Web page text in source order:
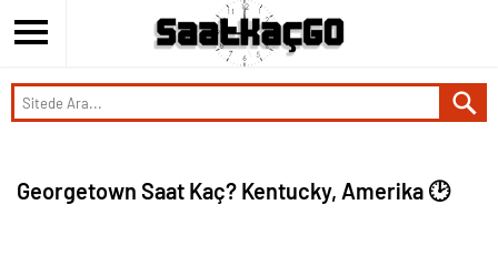
Georgetown Saat Kaç? Kentucky, Amerika 🕑